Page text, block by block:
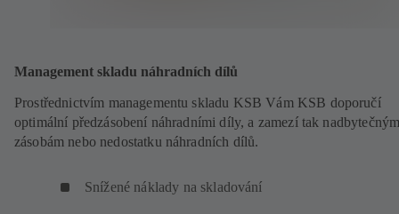
Management skladu náhradních dílů
Prostřednictvím managementu skladu KSB Vám KSB doporučí
optimální předzásobení náhradními díly, a zamezí tak
zásobám nebo nedostatku náhradních dílů.
Snížené náklady na skladování